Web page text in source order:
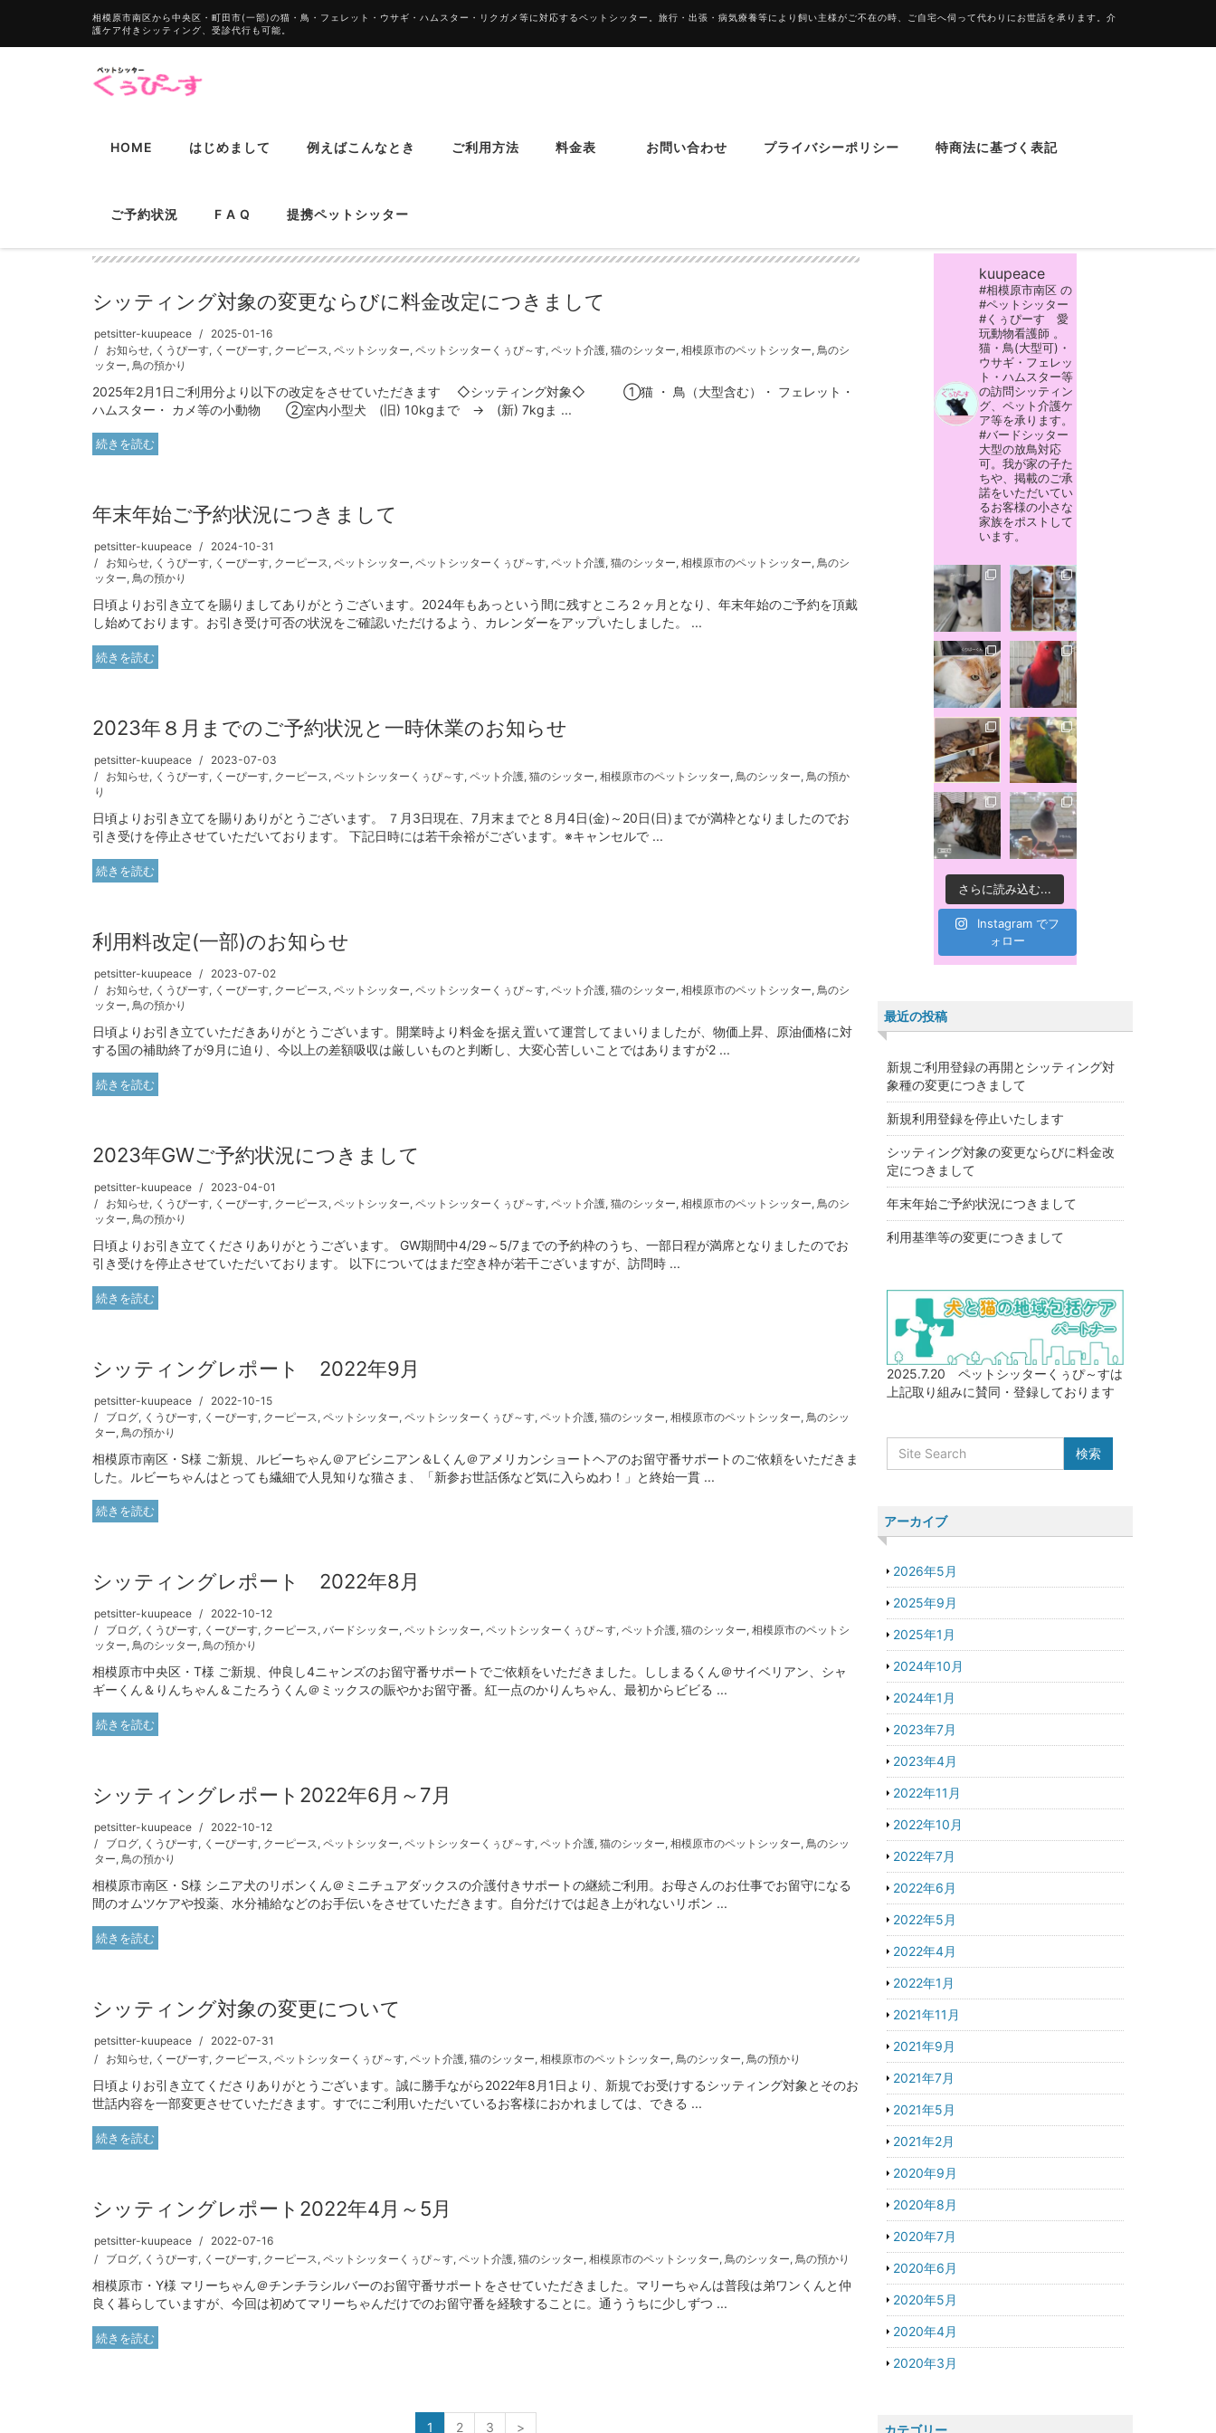
相模原市南区から中央区・町田市(一部)の猫・鳥・フェレット・ウサギ・ハムスター・リクガメ等に対応するペットシッター。旅行・出張・病気療養等により飼い主様がご不在の時、ご自宅へ伺って代わりにお世話を承ります。介
護ケア付きシッティング、受診代行も可能。
HOME はじめまして 例えばこんなとき ご利用方法 料金表 お問い合わせ プライバシーポリシー 特商法に基づく表記
ご予約状況 F A Q 提携ペットシッター
くーぴーす
シッティング対象の変更ならびに料金改定につきまして
petsitter-kuupeace
2025-01-16
お知らせ, くうぴーす, くーぴーす, クーピース , ペットシッター, ペットシッターくぅぴ～す, ペット介護, 猫のシッター, 相模原市のペットシッター, 鳥のシ
ッター, 鳥の預かり
2025年2月1日ご利用分より以下の改定をさせていただきます ◇シッティング対象◇ ①猫 ・ 鳥（大型含む）・ フェレット・
ハムスター・ カメ等の小動物 ②室内小型犬 (旧) 10kgまで → (新) 7kgま ...
続きを読む
年末年始ご予約状況につきまして
petsitter-kuupeace
2024-10-31
お知らせ, くうぴーす, くーぴーす, クーピース, ペットシッター, ペットシッターくぅぴ～す, ペット介護, 猫のシッター, 相模原市のペットシッター, 鳥のシ
ッター, 鳥の預かり
日頃よりお引き立てを賜りましてありがとうございます。2024年もあっという間に残すところ２ヶ月となり、年末年始のご予約を頂戴
し始めております。お引き受け可否の状況をご確認いただけるよう、カレンダーをアップいたしました。 ...
続きを読む
2023年８月までのご予約状況と一時休業のお知らせ
petsitter-kuupeace
2023-07-03
お知らせ, くうぴーす, くーぴーす, クーピース, ペットシッターくぅぴ～す, ペット介護, 猫のシッター, 相模原市のペットシッター, 鳥のシッター, 鳥の預か
り
日頃よりお引き立てを賜りありがとうございます。 ７月3日現在、7月末までと８月4日(金)～20日(日)までが満枠となりましたのでお
引き受けを停止させていただいております。 下記日時には若干余裕がございます。※キャンセルで ...
続きを読む
利用料改定(一部)のお知らせ
petsitter-kuupeace
2023-07-02
お知らせ, くうぴーす, くーぴーす, クーピース , ペットシッター, ペットシッターくぅぴ～す, ペット介護, 猫のシッター, 相模原市のペットシッター, 鳥のシ
ッター, 鳥の預かり
日頃よりお引き立ていただきありがとうございます。開業時より料金を据え置いて運営してまいりましたが、物価上昇、原油価格に対
する国の補助終了が9月に迫り、今以上の差額吸収は厳しいものと判断し、大変心苦しいことではありますが2 ...
続きを読む
2023年GWご予約状況につきまして
petsitter-kuupeace
2023-04-01
お知らせ, くうぴーす, くーぴーす, クーピース , ペットシッター, ペットシッターくぅぴ～す, ペット介護, 猫のシッター, 相模原市のペットシッター, 鳥のシ
ッター, 鳥の預かり
日頃よりお引き立てくださりありがとうございます。 GW期間中4/29～5/7までの予約枠のうち、一部日程が満席となりましたのでお
引き受けを停止させていただいております。 以下についてはまだ空き枠が若干ございますが、訪問時 ...
続きを読む
シッティングレポート 2022年9月
petsitter-kuupeace
2022-10-15
ブログ, くうぴーす, くーぴーす, クーピース , ペットシッター, ペットシッターくぅぴ～す, ペット介護, 猫のシッター, 相模原市のペットシッター, 鳥のシッ
ター, 鳥の預かり
相模原市南区・S様 ご新規、ルビーちゃん＠アビシニアン＆Lくん＠アメリカンショートヘアのお留守番サポートのご依頼をいただきま
した。ルビーちゃんはとっても繊細で人見知りな猫さま、「新参お世話係など気に入らぬわ！」と終始一貫 ...
続きを読む
シッティングレポート 2022年8月
petsitter-kuupeace
2022-10-12
ブログ, くうぴーす, くーぴーす, クーピース, バードシッター, ペットシッター, ペットシッターくぅぴ～す, ペット介護, 猫のシッター, 相模原市のペットシ
ッター, 鳥のシッター, 鳥の預かり
相模原市中央区・T様 ご新規、仲良し4ニャンズのお留守番サポートでご依頼をいただきました。ししまるくん＠サイベリアン、シャ
ギーくん＆りんちゃん＆こたろうくん＠ミックスの賑やかお留守番。紅一点のかりんちゃん、最初からビビる ...
続きを読む
シッティングレポート2022年6月～7月
petsitter-kuupeace
2022-10-12
ブログ, くうぴーす, くーぴーす, クーピース, ペットシッター, ペットシッターくぅぴ～す, ペット介護, 猫のシッター, 相模原市のペットシッター, 鳥のシッ
ター, 鳥の預かり
相模原市南区・S様 シニア犬のリボンくん＠ミニチュアダックスの介護付きサポートの継続ご利用。お母さんのお仕事でお留守になる
間のオムツケアや投薬、水分補給などのお手伝いをさせていただきます。自分だけでは起き上がれないリボン ...
続きを読む
シッティング対象の変更について
petsitter-kuupeace
2022-07-31
お知らせ, くーぴーす, クーピース , ペットシッターくぅぴ～す, ペット介護, 猫のシッター, 相模原市のペットシッター, 鳥のシッター, 鳥の預かり
日頃よりお引き立てくださりありがとうございます。誠に勝手ながら2022年8月1日より、新規でお受けするシッティング対象とそのお
世話内容を一部変更させていただきます。すでにご利用いただいているお客様におかれましては、できる ...
続きを読む
シッティングレポート2022年4月～5月
petsitter-kuupeace
2022-07-16
ブログ, くうぴーす, くーぴーす, クーピース , ペットシッターくぅぴ～す, ペット介護, 猫のシッター, 相模原市のペットシッター, 鳥のシッター, 鳥の預かり
相模原市・Y様 マリーちゃん＠チンチラシルバーのお留守番サポートをさせていただきました。マリーちゃんは普段は弟ワンくんと仲
良く暮らしていますが、今回は初めてマリーちゃんだけでのお留守番を経験することに。通ううちに少しずつ ...
続きを読む
1 2 3 >
kuupeace
#相模原市南区 の
#ペットシッター
#くぅぴーす 愛
玩動物看護師 。
猫・鳥(大型可)・
ウサギ・フェレッ
ト・ハムスター等
の訪問シッティン
グ、ペット介護ケ
ア等を承ります。
#バードシッター
大型の放鳥対応
可。我が家の子た
ちや、掲載のご承
諾をいただいてい
るお客様の小さな
家族をポストして
います。
さらに読み込む...
Instagram でフ
ォロー
最近の投稿
新規ご利用登録の再開とシッティング対
象種の変更につきまして
新規利用登録を停止いたします
シッティング対象の変更ならびに料金改
定につきまして
年末年始ご予約状況につきまして
利用基準等の変更につきまして
2025.7.20 ペットシッターくぅぴ～すは
上記取り組みに賛同・登録しております
アーカイブ
2026年5月
2025年9月
2025年1月
2024年10月
2024年1月
2023年7月
2023年4月
2022年11月
2022年10月
2022年7月
2022年6月
2022年5月
2022年4月
2022年1月
2021年11月
2021年9月
2021年7月
2021年5月
2021年2月
2020年9月
2020年8月
2020年7月
2020年6月
2020年5月
2020年4月
2020年3月
カテゴリー